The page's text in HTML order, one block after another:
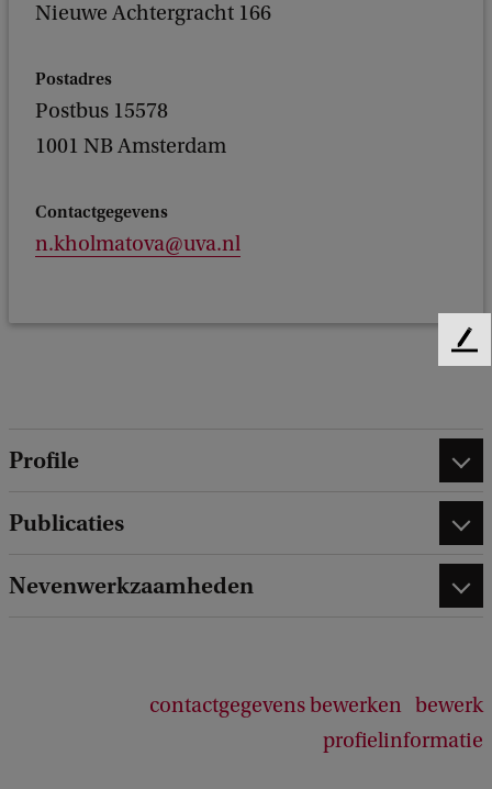
Nieuwe Achtergracht 166
Postadres
Postbus 15578
1001 NB Amsterdam
Contactgegevens
n.kholmatova@uva.nl
Profile
Publicaties
Nevenwerkzaamheden
contactgegevens bewerken bewerk
profielinformatie
F
a
k